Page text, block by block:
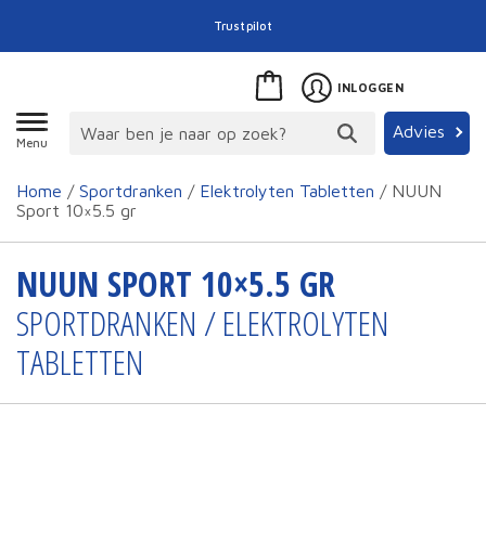
Trustpilot
Menu
Advies
INLOGGEN
Home / Sportdranken / Elektrolyten Tabletten / NUUN
Sport 10×5.5 gr
NUUN SPORT 10×5.5 GR
SPORTDRANKEN / ELEKTROLYTEN
TABLETTEN